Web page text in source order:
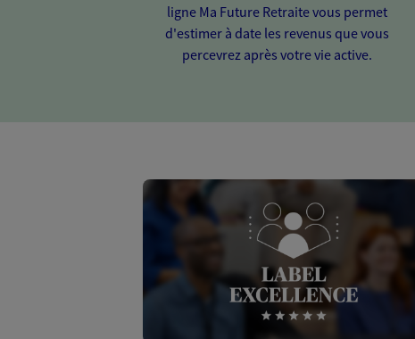
ligne Ma Future Retraite vous permet
d'estimer à date les revenus que vous
percevrez après votre vie active.